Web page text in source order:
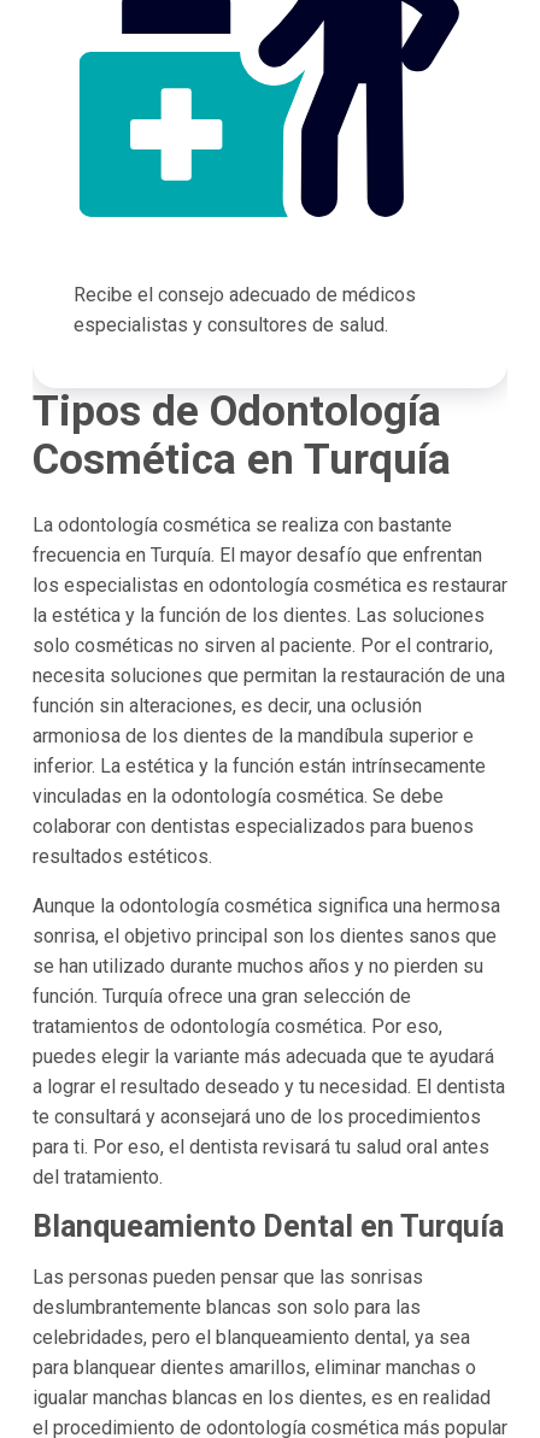
Recibe el consejo adecuado de médicos
especialistas y consultores de salud.
Tipos de Odontología
Cosmética en Turquía
La odontología cosmética se realiza con bastante
frecuencia en Turquía. El mayor desafío que enfrentan
los especialistas en odontología cosmética es restaurar
la estética y la función de los dientes. Las soluciones
solo cosméticas no sirven al paciente. Por el contrario,
necesita soluciones que permitan la restauración de una
función sin alteraciones, es decir, una oclusión
armoniosa de los dientes de la mandíbula superior e
inferior. La estética y la función están intrínsecamente
vinculadas en la odontología cosmética. Se debe
colaborar con dentistas especializados para buenos
resultados estéticos.
Aunque la odontología cosmética significa una hermosa
sonrisa, el objetivo principal son los dientes sanos que
se han utilizado durante muchos años y no pierden su
función. Turquía ofrece una gran selección de
tratamientos de odontología cosmética. Por eso,
puedes elegir la variante más adecuada que te ayudará
a lograr el resultado deseado y tu necesidad. El dentista
te consultará y aconsejará uno de los procedimientos
para ti. Por eso, el dentista revisará tu salud oral antes
del tratamiento.
Blanqueamiento Dental en Turquía
Las personas pueden pensar que las sonrisas
deslumbrantemente blancas son solo para las
celebridades, pero el blanqueamiento dental, ya sea
para blanquear dientes amarillos, eliminar manchas o
igualar manchas blancas en los dientes, es en realidad
el procedimiento de odontología cosmética más popular